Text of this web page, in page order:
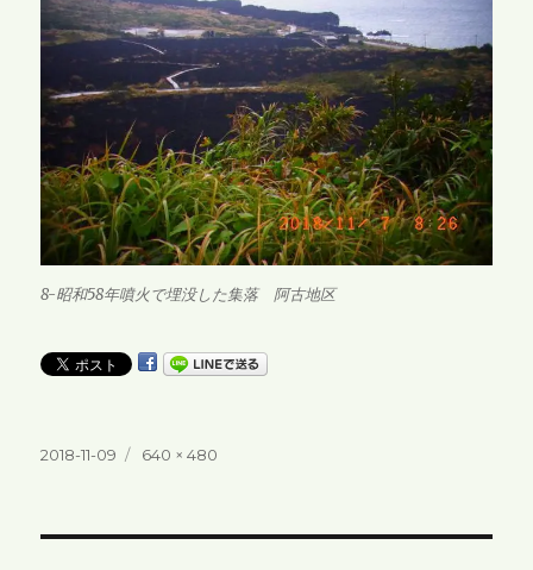
8-昭和58年噴火で埋没した集落 阿古地区
投
2018-11-09
フ
640 × 480